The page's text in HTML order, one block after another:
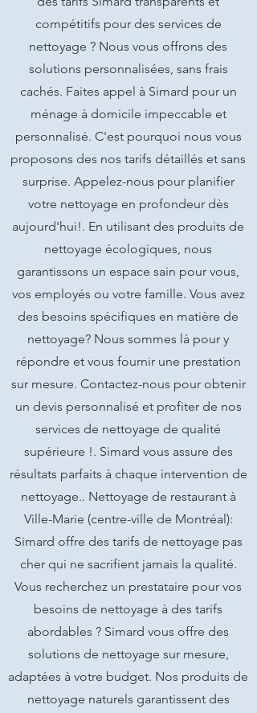
compétitifs pour des services de
nettoyage ? Nous vous offrons des
solutions personnalisées, sans frais
cachés. Faites appel à Simard pour un
ménage à domicile impeccable et
personnalisé. C'est pourquoi nous vous
proposons des nos tarifs détaillés et sans
surprise. Appelez-nous pour planifier
votre nettoyage en profondeur dès
aujourd'hui!. En utilisant des produits de
nettoyage écologiques, nous
garantissons un espace sain pour vous,
vos employés ou votre famille. Vous avez
des besoins spécifiques en matière de
nettoyage? Nous sommes là pour y
répondre et vous fournir une prestation
sur mesure. Contactez-nous pour obtenir
un devis personnalisé et profiter de nos
services de nettoyage de qualité
supérieure !. Simard vous assure des
résultats parfaits à chaque intervention de
nettoyage.. Nettoyage de restaurant à
Ville-Marie (centre-ville de Montréal):
Simard offre des tarifs de nettoyage pas
cher qui ne sacrifient jamais la qualité.
Vous recherchez un prestataire pour vos
besoins de nettoyage à des tarifs
abordables ? Simard vous offre des
solutions de nettoyage sur mesure,
adaptées à votre budget. Nos produits de
nettoyage naturels garantissent des